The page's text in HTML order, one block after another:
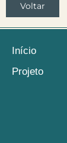
Voltar
Início
Projeto